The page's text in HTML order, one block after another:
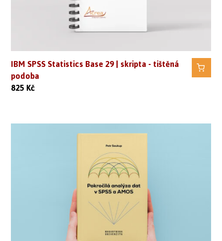
IBM SPSS Statistics Base 29 | skripta - tištěná
podoba
825Kč